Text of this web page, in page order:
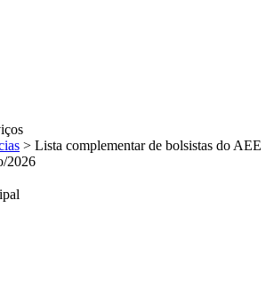
> Lista complementar de bolsistas do AEE
2026